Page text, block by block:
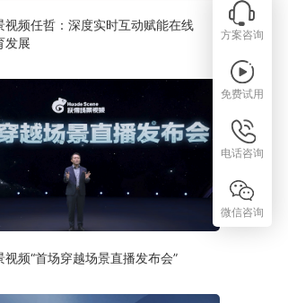
视频任哲：深度实时互动赋能在线
发展
视频“首场穿越场景直播发布会”
方案咨询
免费试用
电话咨询
微信咨询